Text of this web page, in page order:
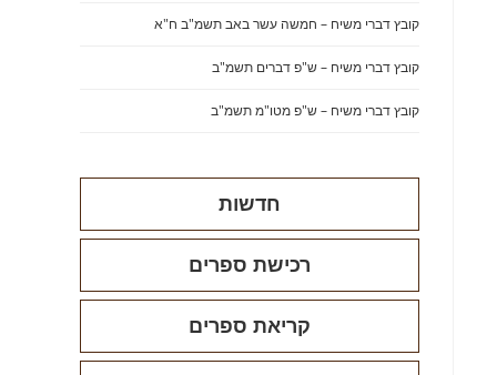
קובץ דברי משיח – חמשה עשר באב תשמ"ב ח"א
קובץ דברי משיח – ש"פ דברים תשמ"ב
קובץ דברי משיח – ש"פ מטו"מ תשמ"ב
חדשות
רכישת ספרים
קריאת ספרים